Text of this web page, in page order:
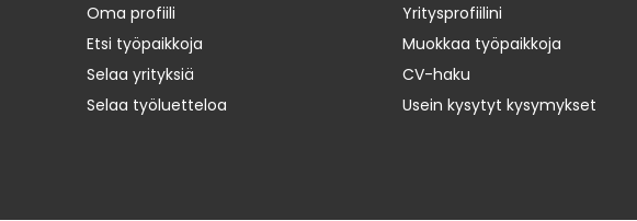
Oma profiili
Etsi työpaikkoja
Selaa yrityksiä
Selaa työluetteloa
Yritysprofiilini
Muokkaa työpaikkoja
CV-haku
Usein kysytyt kysymykset